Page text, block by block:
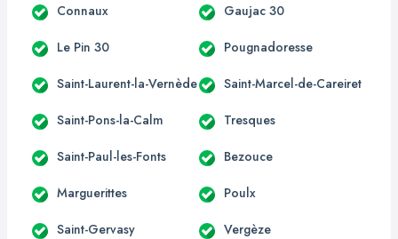
Connaux Gaujac 30
Le Pin 30 Pougnadoresse
Saint-Laurent-la-Vernède Saint-Marcel-de-Careiret
Saint-Pons-la-Calm Tresques
Saint-Paul-les-Fonts Bezouce
Marguerittes Poulx
Saint-Gervasy Vergèze